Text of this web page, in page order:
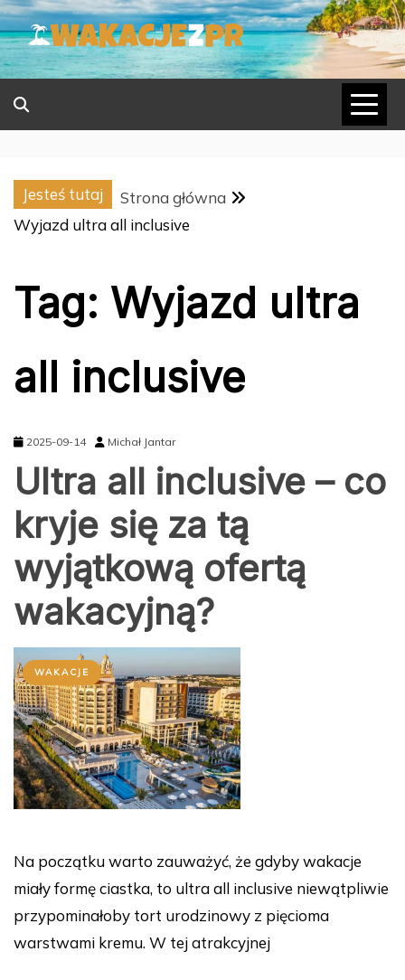
Skip
to
content
Jesteś tutaj
Strona główna
Wyjazd ultra all inclusive
Tag: Wyjazd ultra
all inclusive
2025-09-14 Michał Jantar
Ultra all inclusive – co
kryje się za tą
wyjątkową ofertą
wakacyjną?
WAKACJE
Na początku warto zauważyć, że gdyby wakacje
miały formę ciastka, to ultra all inclusive niewątpliwie
przypominałoby tort urodzinowy z pięcioma
warstwami kremu. W tej atrakcyjnej